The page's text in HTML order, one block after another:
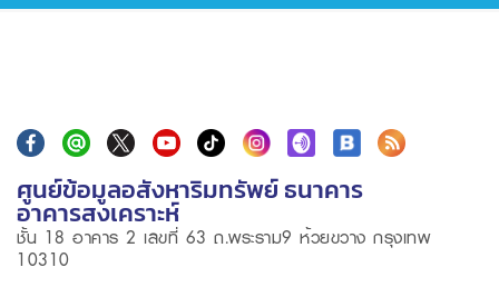
ศูนย์ข้อมูลอสังหาริมทรัพย์ ธนาคาร
อาคารสงเคราะห์
ชั้น 18 อาคาร 2 เลขที่ 63 ถ.พระราม9 ห้วยขวาง กรุงเทพ
10310